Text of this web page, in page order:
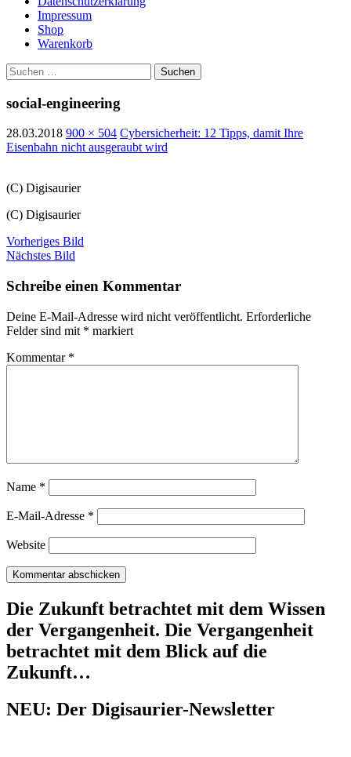
Impressum
Shop
Warenkorb
Suchen
nach:
social-engineering
28.03.2018 900 × 504 Cybersicherheit: 12 Tipps, damit Ihre
Eisenbahn nicht ausgeraubt wird
(C) Digisaurier
(C) Digisaurier
Vorheriges Bild
Nächstes Bild
Schreibe einen Kommentar
Deine E-Mail-Adresse wird nicht veröffentlicht. Erforderliche
Felder sind mit * markiert
Kommentar *
Name *
E-Mail-Adresse *
Website
Die Zukunft betrachtet mit dem Wissen
der Vergangenheit. Die Vergangenheit
betrachtet mit dem Blick auf die
Zukunft…
NEU: Der Digisaurier-Newsletter